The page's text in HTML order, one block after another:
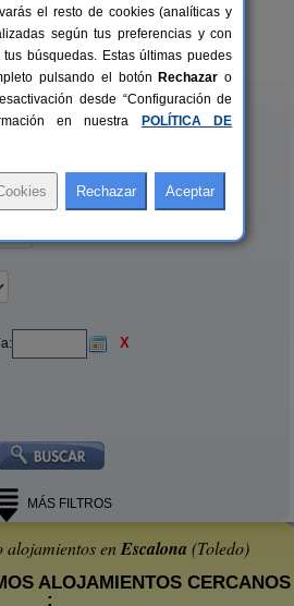
16+3 pers.
desde25 €
de Lucrecia
(Toledo)
X
MÁS FILTROS
alojamientos enEscalona (Toledo)
ALOJAMIENTOS CERCANOS
:
el resto de cookies (analíticas y
según tus preferencias y con
búsquedas. Estas últimas puedes
pulsando el botón Rechazar o
desde “Configuración de
en nuestra
POLÍTICA DE